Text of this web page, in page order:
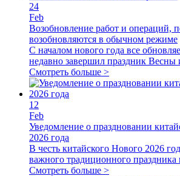
24
Feb
Возобновление работ и операций,
возобновляются в обычном режиме
С началом нового года все
недавно завершил праздник Весны
Смотреть больше >
12
Feb
Уведомление о праздновании
2026 года
В честь китайского Нового 2026
важного традиционного праздника
Смотреть больше >